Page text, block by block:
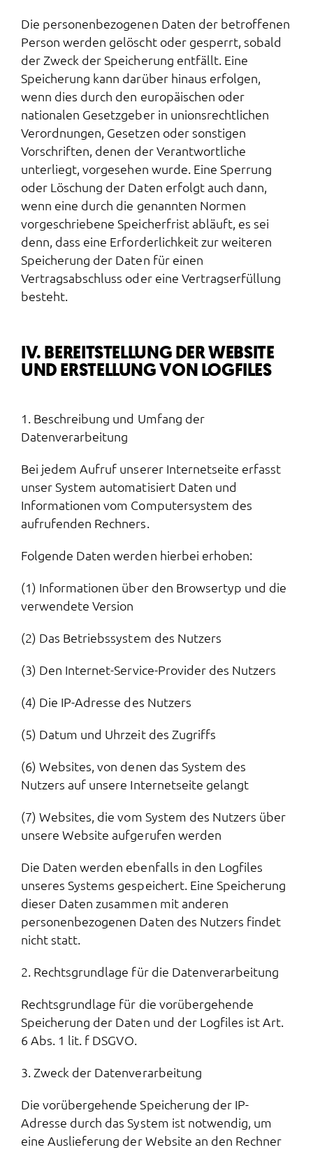
Die personenbezogenen Daten der betroffenen
Person werden gelöscht oder gesperrt, sobald
der Zweck der Speicherung entfällt. Eine
Speicherung kann darüber hinaus erfolgen,
wenn dies durch den europäischen oder
nationalen Gesetzgeber in unionsrechtlichen
Verordnungen, Gesetzen oder sonstigen
Vorschriften, denen der Verantwortliche
unterliegt, vorgesehen wurde. Eine Sperrung
oder Löschung der Daten erfolgt auch dann,
wenn eine durch die genannten Normen
vorgeschriebene Speicherfrist abläuft, es sei
denn, dass eine Erforderlichkeit zur weiteren
Speicherung der Daten für einen
Vertragsabschluss oder eine Vertragserfüllung
besteht.
IV. BEREITSTELLUNG DER WEBSITE
UND ERSTELLUNG VON LOGFILES
1. Beschreibung und Umfang der
Datenverarbeitung
Bei jedem Aufruf unserer Internetseite erfasst
unser System automatisiert Daten und
Informationen vom Computersystem des
aufrufenden Rechners.
Folgende Daten werden hierbei erhoben:
(1) Informationen über den Browsertyp und die
verwendete Version
(2) Das Betriebssystem des Nutzers
(3) Den Internet-Service-Provider des Nutzers
(4) Die IP-Adresse des Nutzers
(5) Datum und Uhrzeit des Zugriffs
(6) Websites, von denen das System des
Nutzers auf unsere Internetseite gelangt
(7) Websites, die vom System des Nutzers über
unsere Website aufgerufen werden
Die Daten werden ebenfalls in den Logfiles
unseres Systems gespeichert. Eine Speicherung
dieser Daten zusammen mit anderen
personenbezogenen Daten des Nutzers findet
nicht statt.
2. Rechtsgrundlage für die Datenverarbeitung
Rechtsgrundlage für die vorübergehende
Speicherung der Daten und der Logfiles ist Art.
6 Abs. 1 lit. f DSGVO.
3. Zweck der Datenverarbeitung
Die vorübergehende Speicherung der IP-
Adresse durch das System ist notwendig, um
eine Auslieferung der Website an den Rechner